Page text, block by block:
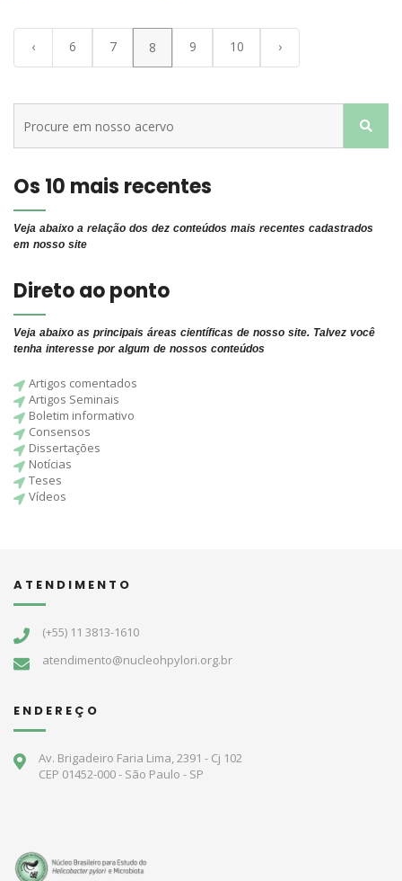
‹ 6 7 8 9 10 ›
Os 10 mais recentes
Veja abaixo a relação dos dez conteúdos mais recentes cadastrados
em nosso site
Direto ao ponto
Veja abaixo as principais áreas científicas de nosso site. Talvez você
tenha interesse por algum de nossos conteúdos
Artigos comentados
Artigos Seminais
Boletim informativo
Consensos
Dissertações
Notícias
Teses
Vídeos
ATENDIMENTO
(+55) 11 3813-1610
atendimento@nucleohpylori.org.br
ENDEREÇO
Av. Brigadeiro Faria Lima, 2391 - Cj 102
CEP 01452-000 - São Paulo - SP